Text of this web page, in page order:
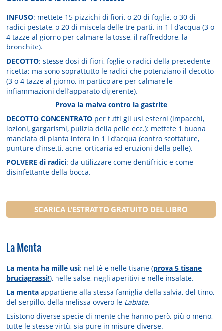
INFUSO: mettete 15 pizzichi di fiori, o 20 di foglie, o 30 di
radici pestate, o 20 di miscela delle tre parti, in 1 l d’acqua (3 o
4 tazze al giorno per calmare la tosse, il raffreddore, la
bronchite).
DECOTTO: stesse dosi di fiori, foglie o radici della precedente
ricetta; ma sono soprattutto le radici che potenziano il decotto
(3 o 4 tazze al giorno, in particolare per calmare le
infiammazioni dell’apparato digerente).
Prova la malva contro la gastrite
DECOTTO CONCENTRATO per tutti gli usi esterni (impacchi,
lozioni, gargarismi, pulizia della pelle ecc.): mettete 1 buona
manciata di pianta intera in 1 l d’acqua (contro scottature,
punture d’insetti, acne, orticaria ed eruzioni della pelle).
POLVERE di radici: da utilizzare come dentifricio e come
disinfettante della bocca.
SCARICA L'ESTRATTO GRATUITO DEL LIBRO
La Menta
La menta ha mille usi: nel tè e nelle tisane (prova 5 tisane
bruciagrassi!), nelle salse, negli aperitivi e nelle insalate.
La menta appartiene alla stessa famiglia della salvia, del timo,
del serpillo, della melissa ovvero le Labiate.
Esistono diverse specie di mente che hanno però, più o meno,
tutte le stesse virtù, sia pure in misure diverse.